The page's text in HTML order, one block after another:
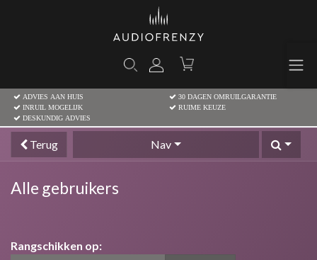
ADVIES AAN HUIS
30 DAGEN OMRUILGARANTIE
INRUIL MOGELIJK
RUIME KEUZE
DESKUNDIG ADVIES
Terug Nav
Alle gebruikers
Rangschikken op: